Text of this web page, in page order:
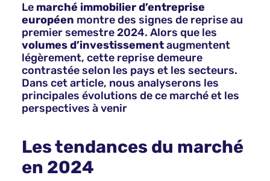
Le marché immobilier d’entreprise
européen montre des signes de reprise au
premier semestre 2024. Alors que les
volumes d’investissementaugmentent
légèrement, cette reprise demeure
contrastée selon les pays et les secteurs.
Dans cet article, nous analyserons les
principales évolutions de ce marché et les
perspectives à venir
Les tendances du marché
en 2024